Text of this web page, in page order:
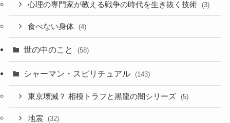
心理の専門家が教える戦争の時代を生き抜く技術 (3)
食べない身体 (4)
世の中のこと (58)
シャーマン・スピリチュアル (143)
東京壊滅？ 相模トラフと黒龍の闇シリーズ (5)
地震 (32)